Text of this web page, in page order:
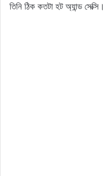
তিনি ঠিক কতটা হট অ্যান্ড সেক্সি।